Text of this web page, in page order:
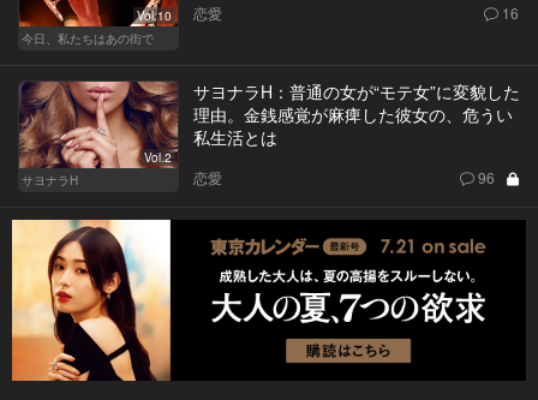
Vol.10
今日、私たちはあの街で
恋愛 16
Vol.2
サヨナラH
サヨナラH：普通の女が“モテ女”に変貌した
理由。金銭感覚が麻痺した彼女の、危うい
私生活とは
恋愛 96